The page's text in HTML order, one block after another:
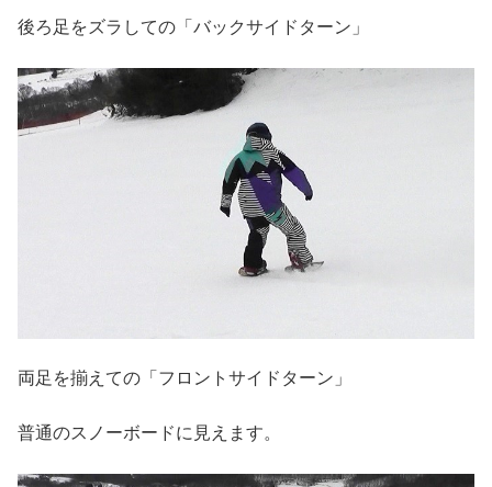
後ろ足をズラしての「バックサイドターン」
両足を揃えての「フロントサイドターン」
普通のスノーボードに見えます。